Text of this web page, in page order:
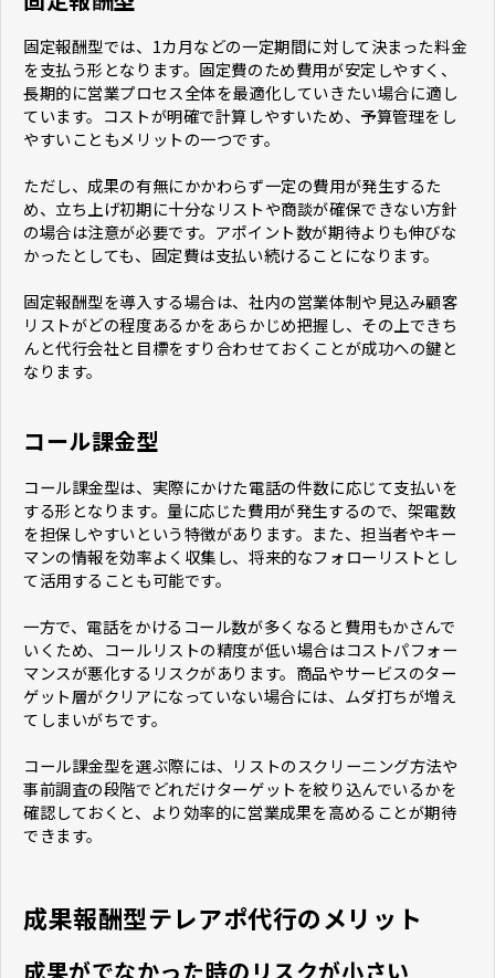
固定報酬型では、1カ月などの一定期間に対して決まった料金
を支払う形となります。固定費のため費用が安定しやすく、
長期的に営業プロセス全体を最適化していきたい場合に適し
ています。コストが明確で計算しやすいため、予算管理をし
やすいこともメリットの一つです。
ただし、成果の有無にかかわらず一定の費用が発生するた
め、立ち上げ初期に十分なリストや商談が確保できない方針
の場合は注意が必要です。アポイント数が期待よりも伸びな
かったとしても、固定費は支払い続けることになります。
固定報酬型を導入する場合は、社内の営業体制や見込み顧客
リストがどの程度あるかをあらかじめ把握し、その上できち
んと代行会社と目標をすり合わせておくことが成功への鍵と
なります。
コール課金型
コール課金型は、実際にかけた電話の件数に応じて支払いを
する形となります。量に応じた費用が発生するので、架電数
を担保しやすいという特徴があります。また、担当者やキー
マンの情報を効率よく収集し、将来的なフォローリストとし
て活用することも可能です。
一方で、電話をかけるコール数が多くなると費用もかさんで
いくため、コールリストの精度が低い場合はコストパフォー
マンスが悪化するリスクがあります。商品やサービスのター
ゲット層がクリアになっていない場合には、ムダ打ちが増え
てしまいがちです。
コール課金型を選ぶ際には、リストのスクリーニング方法や
事前調査の段階でどれだけターゲットを絞り込んでいるかを
確認しておくと、より効率的に営業成果を高めることが期待
できます。
成果報酬型テレアポ代行のメリット
成果がでなかった時のリスクが小さい